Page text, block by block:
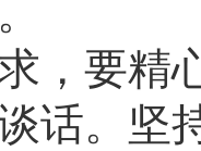
要精心
话。坚